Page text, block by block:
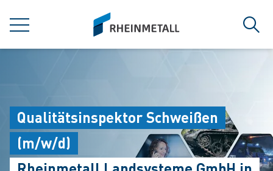
菜单
siteLogo
搜索
Qualitätsinspektor Schweißen
(m/w/d)